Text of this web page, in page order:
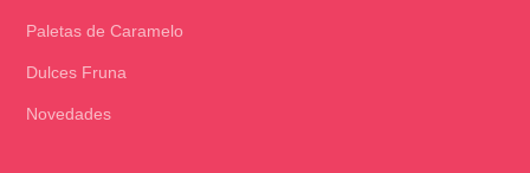
Paletas de Caramelo
Dulces Fruna
Novedades